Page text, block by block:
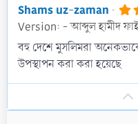
Shams uz-zaman
Version: - আব্দুল হামীদ
বহু দেশে মুসলিমরা
উপস্থাপন করা করা হয়েছে